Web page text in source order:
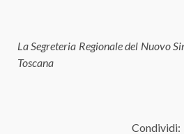
La Segreteria Regionale del Nuovo
Toscana
Condividi: